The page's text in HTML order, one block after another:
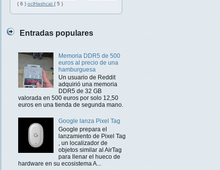
( 6 ) oclHashcat ( 5 )
Entradas populares
Memoria DDR5 de 500
euros al precio de una
hamburguesa
Un usuario de Reddit
adquirió una memoria
DDR5 de 32 GB
valorada en 500 euros por solo 12,50
euros en una tienda de segunda mano.
Google lanza Pixel Tag
Google prepara el
lanzamiento de Pixel Tag
, un localizador de
objetos similar al AirTag
para llenar el hueco de
hardware en su ecosistema A...